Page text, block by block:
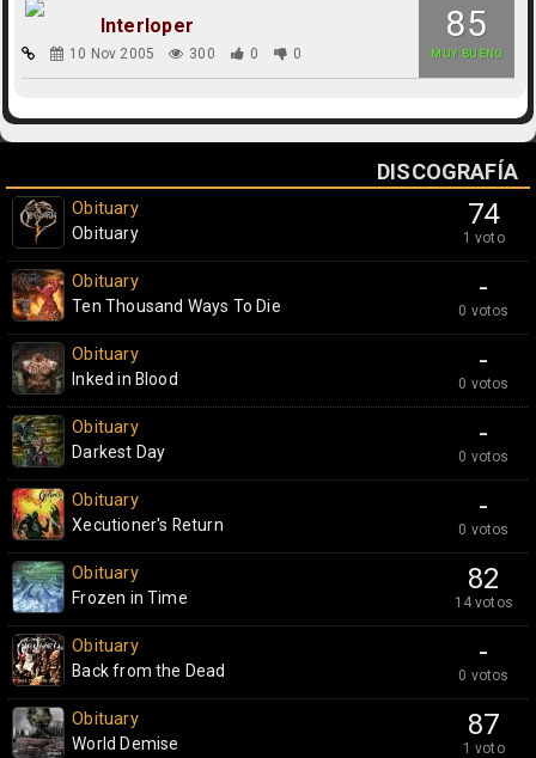
85
MUY BUENO
Interloper
10 Nov 2005 300 0 0
DISCOGRAFÍA
74
1 voto
Obituary
Obituary
-
0 votos
Obituary
Ten Thousand Ways To Die
-
0 votos
Obituary
Inked in Blood
-
0 votos
Obituary
Darkest Day
-
0 votos
Obituary
Xecutioner's Return
82
14 votos
Obituary
Frozen in Time
-
0 votos
Obituary
Back from the Dead
87
1 voto
Obituary
World Demise